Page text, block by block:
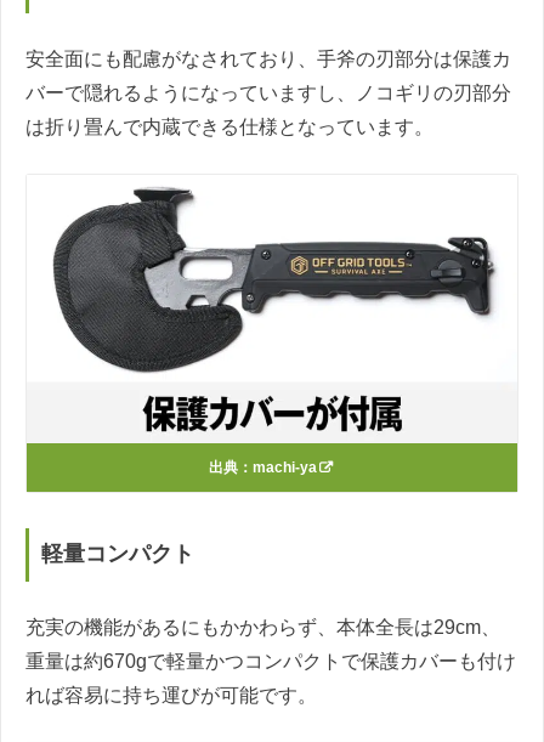
安全面にも配慮がなされており、手斧の刃部分は保護カ
バーで隠れるようになっていますし、ノコギリの刃部分
は折り畳んで内蔵できる仕様となっています。
出典： machi-ya
軽量コンパクト
充実の機能があるにもかかわらず、本体全長は29cm、
重量は約670gで軽量かつコンパクトで保護カバーも付け
れば容易に持ち運びが可能です。